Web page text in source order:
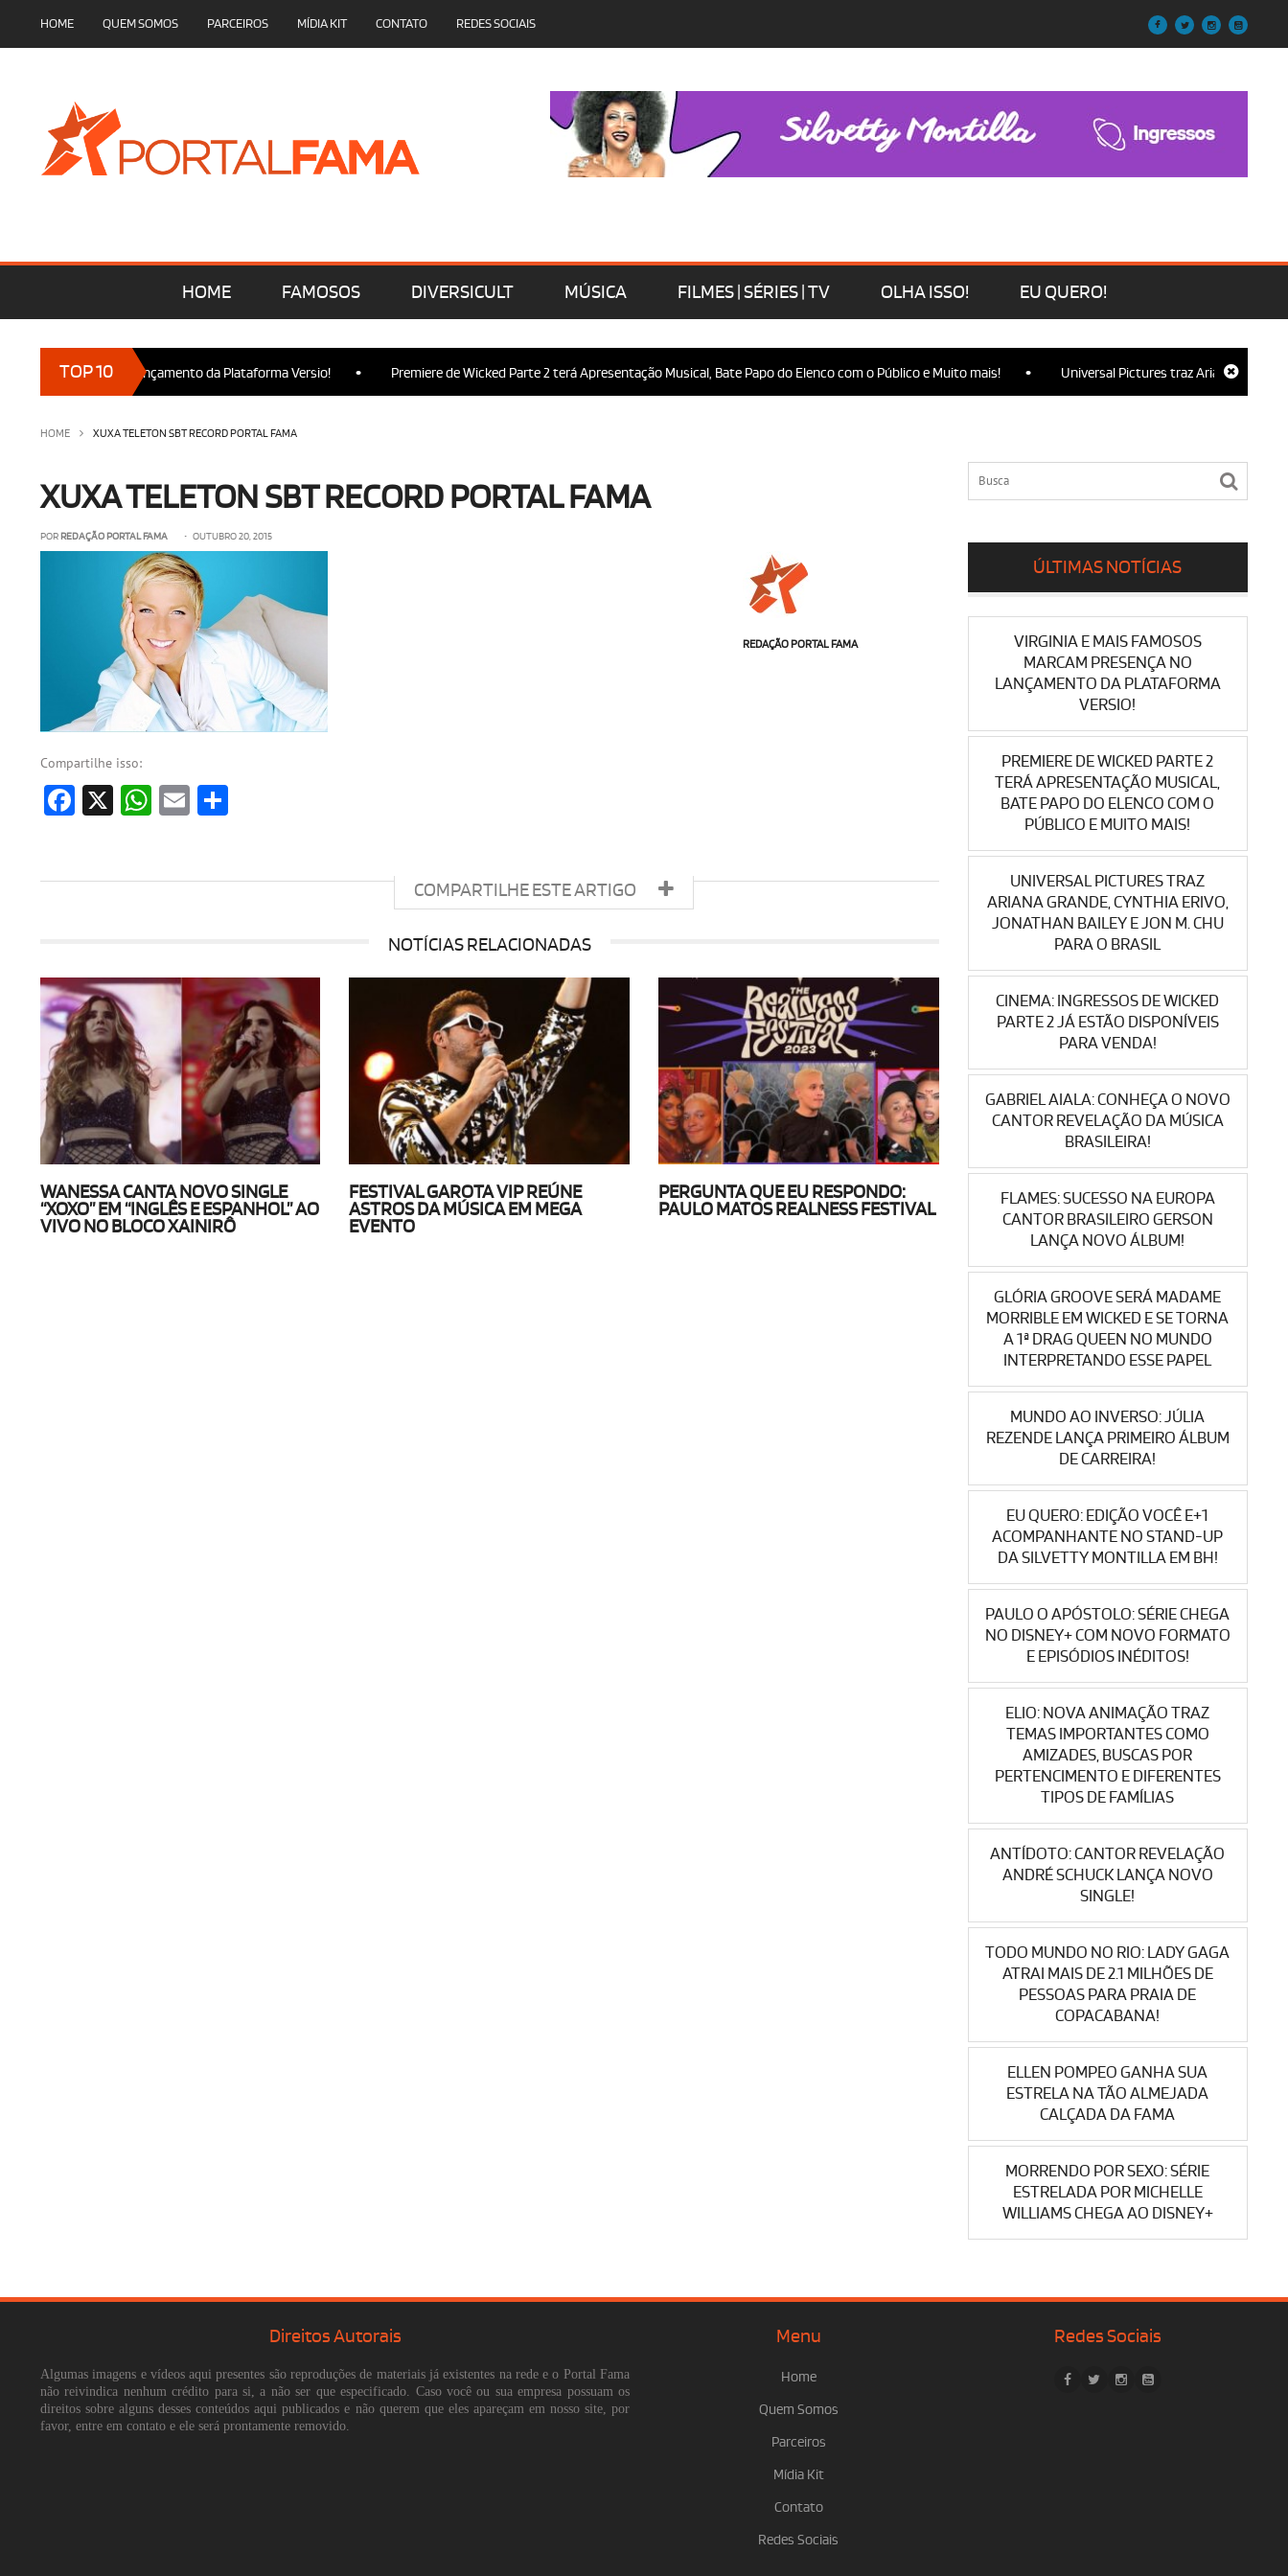
HOME QUEM SOMOS PARCEIROS MÍDIA KIT CONTATO REDES SOCIAIS
HOME FAMOSOS DIVERSICULT MÚSICA FILMES | SÉRIES | TV OLHA ISSO! EU QUERO!
TOP 10
presença no Lançamento da Plataforma Versio! • Premiere de Wicked Parte 2 terá Apresentação Musical, Bate Papo do Elenco com o Público e Muito mais! • Universal Pictures traz Ariana Grande,
HOME XUXA TELETON SBT RECORD PORTAL FAMA
XUXA TELETON SBT RECORD PORTAL FAMA
POR REDAÇÃO PORTAL FAMA • OUTUBRO 20, 2015
REDAÇÃO PORTAL FAMA
Compartilhe isso:
Facebook
X WhatsApp
Email
COMPARTILHE ESTE ARTIGO
NOTÍCIAS RELACIONADAS
WANESSA CANTA NOVO SINGLE
“XOXO” EM “INGLÊS E ESPANHOL” AO
VIVO NO BLOCO XAINIRÔ
FESTIVAL GAROTA VIP REÚNE
ASTROS DA MÚSICA EM MEGA
EVENTO
PERGUNTA QUE EU RESPONDO:
PAULO MATOS REALNESS FESTIVAL
ÚLTIMAS NOTÍCIAS
VIRGINIA E MAIS FAMOSOS
MARCAM PRESENÇA NO
LANÇAMENTO DA PLATAFORMA
VERSIO!
PREMIERE DE WICKED PARTE 2
TERÁ APRESENTAÇÃO MUSICAL,
BATE PAPO DO ELENCO COM O
PÚBLICO E MUITO MAIS!
UNIVERSAL PICTURES TRAZ
ARIANA GRANDE, CYNTHIA ERIVO,
JONATHAN BAILEY E JON M. CHU
PARA O BRASIL
CINEMA: INGRESSOS DE WICKED
PARTE 2 JÁ ESTÃO DISPONÍVEIS
PARA VENDA!
GABRIEL AIALA: CONHEÇA O NOVO
CANTOR REVELAÇÃO DA MÚSICA
BRASILEIRA!
FLAMES: SUCESSO NA EUROPA
CANTOR BRASILEIRO GERSON
LANÇA NOVO ÁLBUM!
GLÓRIA GROOVE SERÁ MADAME
MORRIBLE EM WICKED E SE TORNA
A 1ª DRAG QUEEN NO MUNDO
INTERPRETANDO ESSE PAPEL
MUNDO AO INVERSO: JÚLIA
REZENDE LANÇA PRIMEIRO ÁLBUM
DE CARREIRA!
EU QUERO: EDIÇÃO VOCÊ E+1
ACOMPANHANTE NO STAND-UP
DA SILVETTY MONTILLA EM BH!
PAULO O APÓSTOLO: SÉRIE CHEGA
NO DISNEY+ COM NOVO FORMATO
E EPISÓDIOS INÉDITOS!
ELIO: NOVA ANIMAÇÃO TRAZ
TEMAS IMPORTANTES COMO
AMIZADES, BUSCAS POR
PERTENCIMENTO E DIFERENTES
TIPOS DE FAMÍLIAS
ANTÍDOTO: CANTOR REVELAÇÃO
ANDRÉ SCHUCK LANÇA NOVO
SINGLE!
TODO MUNDO NO RIO: LADY GAGA
ATRAI MAIS DE 2.1 MILHÕES DE
PESSOAS PARA PRAIA DE
COPACABANA!
ELLEN POMPEO GANHA SUA
ESTRELA NA TÃO ALMEJADA
CALÇADA DA FAMA
MORRENDO POR SEXO: SÉRIE
ESTRELADA POR MICHELLE
WILLIAMS CHEGA AO DISNEY+
Direitos Autorais
Algumas imagens e vídeos aqui presentes são reproduções de materiais já existentes na rede e o Portal Fama
não reivindica nenhum crédito para si, a não ser que especificado. Caso você ou sua empresa possuam os
direitos sobre alguns desses conteúdos aqui publicados e não querem que eles apareçam em nosso site, por
favor, entre em contato e ele será prontamente removido.
Menu
Home
Quem Somos
Parceiros
Mídia Kit
Contato
Redes Sociais
Redes Sociais